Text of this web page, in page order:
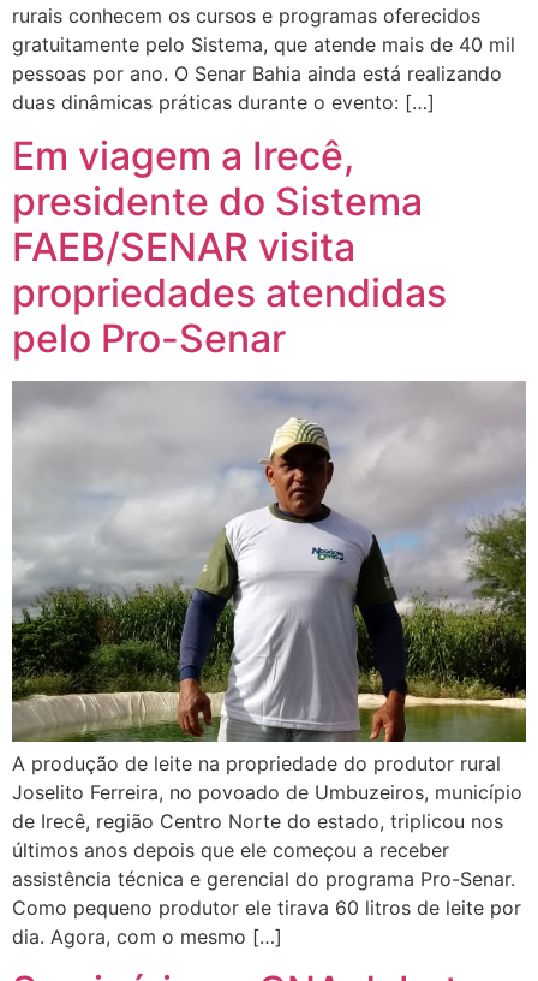
rurais conhecem os cursos e programas oferecidos
gratuitamente pelo Sistema, que atende mais de 40 mil
pessoas por ano. O Senar Bahia ainda está realizando
duas dinâmicas práticas durante o evento: […]
Em viagem a Irecê,
presidente do Sistema
FAEB/SENAR visita
propriedades atendidas
pelo Pro-Senar
A produção de leite na propriedade do produtor rural
Joselito Ferreira, no povoado de Umbuzeiros, município
de Irecê, região Centro Norte do estado, triplicou nos
últimos anos depois que ele começou a receber
assistência técnica e gerencial do programa Pro-Senar.
Como pequeno produtor ele tirava 60 litros de leite por
dia. Agora, com o mesmo […]